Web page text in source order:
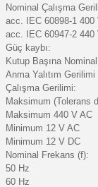
Nominal Çalışma
acc. IEC 60898-1 400
acc. IEC 60947-2 440
Güç kaybı:
Kutup Başına
Anma Yalıtım
Çalışma Gerilimi:
Maksimum (Tolerans
Maksimum 440 V AC
Minimum 12 V AC
Minimum 12 V DC
Nominal Frekans (f):
50 Hz
60 Hz